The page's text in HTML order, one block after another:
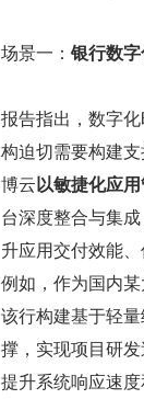
场景一： 银行数
报告指出，数字
构迫切需要构建
博云以敏捷化应
台深度整合与集
升应用交付效能
例如，作为国内
该行构建基于轻
撑，实现项目研
提升系统响应速